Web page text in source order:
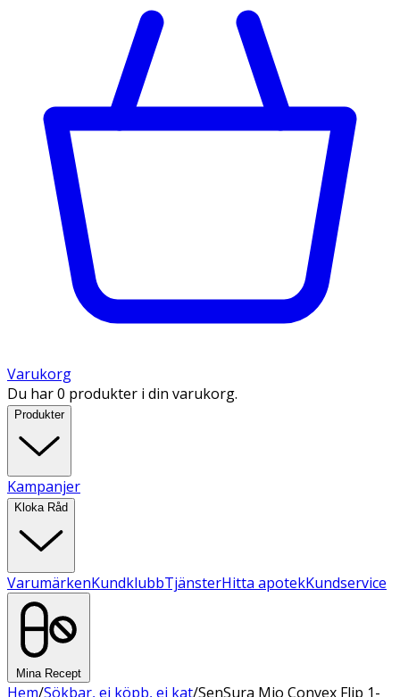
Varukorg
Du har 0 produkter i din varukorg.
Produkter
Kampanjer
Kloka Råd
VarumärkenKundklubbTjänsterHitta apotekKundservice
Mina Recept
Hem/Sökbar, ej köpb, ej kat/SenSura Mio Convex Flip 1-